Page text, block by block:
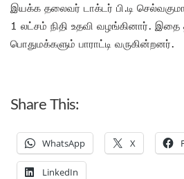
இயக்க தலைவர் டாக்டர் பி.டி
1 லட்சம் நிதி உதவி வழங்கினார். இதை
பொதுமக்களும் பாராட்டி வருகின்றனர்.
Share This:
WhatsApp X
LinkedIn